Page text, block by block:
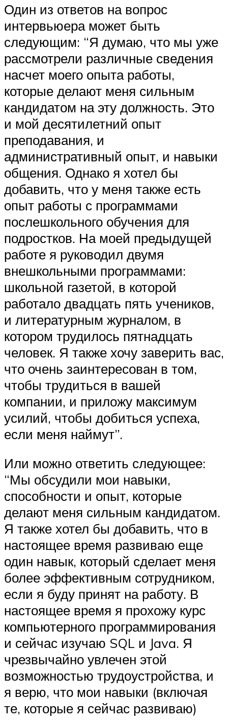
Один из ответов на вопрос
интервьюера может быть
следующим: “Я думаю, что мы уже
рассмотрели различные сведения
насчет моего опыта работы,
которые делают меня сильным
кандидатом на эту должность. Это
и мой десятилетний опыт
преподавания, и
административный опыт, и навыки
общения. Однако я хотел бы
добавить, что у меня также есть
опыт работы с программами
послешкольного обучения для
подростков. На моей предыдущей
работе я руководил двумя
внешкольными программами:
школьной газетой, в которой
работало двадцать пять учеников,
и литературным журналом, в
котором трудилось пятнадцать
человек. Я также хочу заверить вас,
что очень заинтересован в том,
чтобы трудиться в вашей
компании, и приложу максимум
усилий, чтобы добиться успеха,
если меня наймут”.
Или можно ответить следующее:
“Мы обсудили мои навыки,
способности и опыт, которые
делают меня сильным кандидатом.
Я также хотел бы добавить, что в
настоящее время развиваю еще
один навык, который сделает меня
более эффективным сотрудником,
если я буду принят на работу. В
настоящее время я прохожу курс
компьютерного программирования
и сейчас изучаю SQL и Java. Я
чрезвычайно увлечен этой
возможностью трудоустройства, и
я верю, что мои навыки (включая
те, которые я сейчас развиваю)